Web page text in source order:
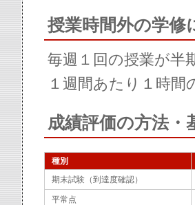
授業時間外の学修
毎週１回の授業が半
１週間あたり１時間
成績評価の方法・
種別
期末試験（到達度確認）
平常点